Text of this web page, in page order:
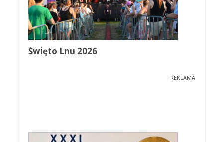
Święto Lnu 2026
REKLAMA